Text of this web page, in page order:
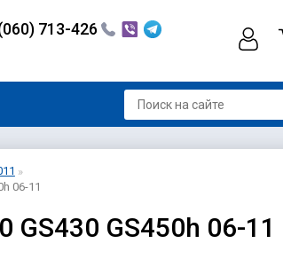
713-426
06-11
GS430 GS450h 06-11